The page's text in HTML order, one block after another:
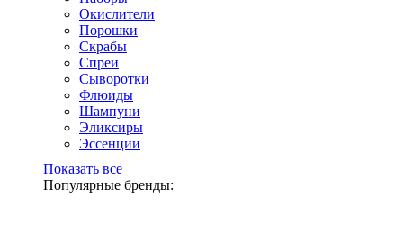
Окислители
Порошки
Скрабы
Спреи
Сыворотки
Флюиды
Шампуни
Эликсиры
Эссенции
Показать все
Популярные бренды: